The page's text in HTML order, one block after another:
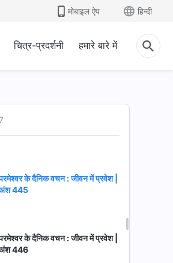
मोबाइल ऐप हिन्दी
चित्र-प्रदर्शनी हमारे बारे में
के दैनिक वचन : जीवन में प्रवेश |
के दैनिक वचन : जीवन में प्रवेश |
445
के दैनिक वचन : जीवन में प्रवेश |
446